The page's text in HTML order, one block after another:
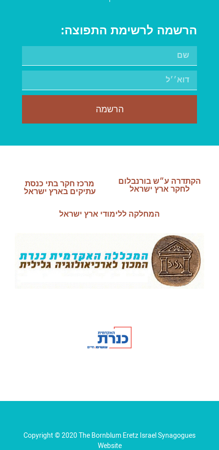
הרשמה לרשימת התפוצה:
הרשמה
הקתדרה ע״ש בורנבלום
לחקר ארץ ישראל
מרכז חקר בתי כנסת
עתיקים בארץ ישראל
המחלקה ללימודי ארץ ישראל
Copyright © 2020 The Bornblum Eretz Israel Synagogues
Website